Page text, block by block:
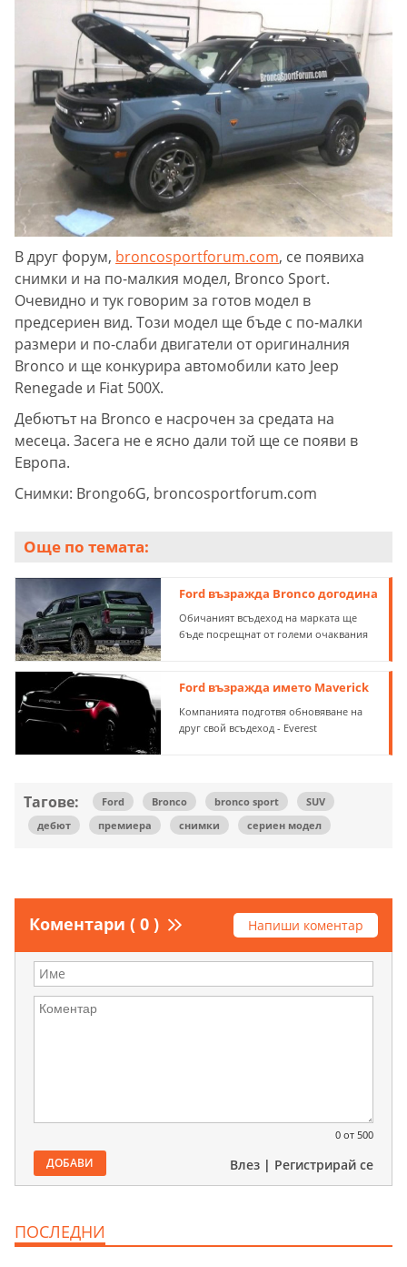
В друг форум, broncosportforum.com, се появиха
снимки и на по-малкия модел, Bronco Sport.
Очевидно и тук говорим за готов модел в
предсериен вид. Този модел ще бъде с по-малки
размери и по-слаби двигатели от оригиналния
Bronco и ще конкурира автомобили като Jeep
Renegade и Fiat 500X.
Дебютът на Bronco е насрочен за средата на
месеца. Засега не е ясно дали той ще се появи в
Европа.
Снимки: Brongo6G, broncosportforum.com
Още по темата:
Ford възражда Bronco догодина
Обичаният всъдеход на марката ще
бъде посрещнат от големи очаквания
Ford възражда името Maverick
Компанията подготвя обновяване на
друг свой всъдеход - Everest
Тагове: Ford Bronco bronco sport
SUV
дебют
премиера снимки сериен модел
Коментари ( 0 ) Напиши коментар
0 от 500
ДОБАВИ Влез | Регистрирай се
ПОСЛЕДНИ